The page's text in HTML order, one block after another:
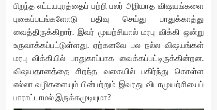
பிறந்த எட்டயபுரத்தைப் பற்றி பலர் அறியாத விஷயங்களை
புகைப்படங்களோடு பதிவு செய்து பாதுக்காத்து
வைத்திருக்கிறார். இவர் முயற்சியால் மரபு விக்கி ஒன்று
உருவாக்கப்பட்டுள்ளது. ஏற்கனவே பல நல்ல விஷயங்கள்
மரபு விக்கியில் பாதுகாப்பாக வைக்கப்பட்டிருக்கின்றன.
விஷயதானத்தை சிறந்த வகையில் பகிர்ந்து கொள்ள
எல்லா வழிகளையும் பின்பற்றும் இவரது விடாமுயற்சியைப்
பாராட்டாமல் இருக்கமுடியுமா?